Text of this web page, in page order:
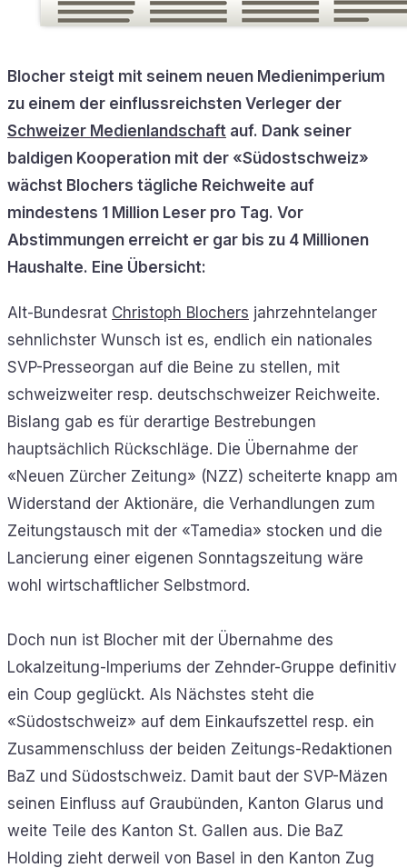
Blocher steigt mit seinem neuen Medienimperium
zu einem der einflussreichsten Verleger der
Schweizer Medienlandschaft auf. Dank seiner
baldigen Kooperation mit der «Südostschweiz»
wächst Blochers tägliche Reichweite auf
mindestens 1 Million Leser pro Tag. Vor
Abstimmungen erreicht er gar bis zu 4 Millionen
Haushalte. Eine Übersicht:
Alt-Bundesrat Christoph Blochers jahrzehntelanger
sehnlichster Wunsch ist es, endlich ein nationales
SVP-Presseorgan auf die Beine zu stellen, mit
schweizweiter resp. deutschschweizer Reichweite.
Bislang gab es für derartige Bestrebungen
hauptsächlich Rückschläge. Die Übernahme der
«Neuen Zürcher Zeitung» (NZZ) scheiterte knapp am
Widerstand der Aktionäre, die Verhandlungen zum
Zeitungstausch mit der «Tamedia» stocken und die
Lancierung einer eigenen Sonntagszeitung wäre
wohl wirtschaftlicher Selbstmord.
Doch nun ist Blocher mit der Übernahme des
Lokalzeitung-Imperiums der Zehnder-Gruppe definitiv
ein Coup geglückt. Als Nächstes steht die
«Südostschweiz» auf dem Einkaufszettel resp. ein
Zusammenschluss der beiden Zeitungs-Redaktionen
BaZ und Südostschweiz. Damit baut der SVP-Mäzen
seinen Einfluss auf Graubünden, Kanton Glarus und
weite Teile des Kanton St. Gallen aus. Die BaZ
Holding zieht derweil von Basel in den Kanton Zug